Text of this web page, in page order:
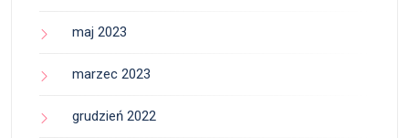
maj 2023
marzec 2023
grudzień 2022